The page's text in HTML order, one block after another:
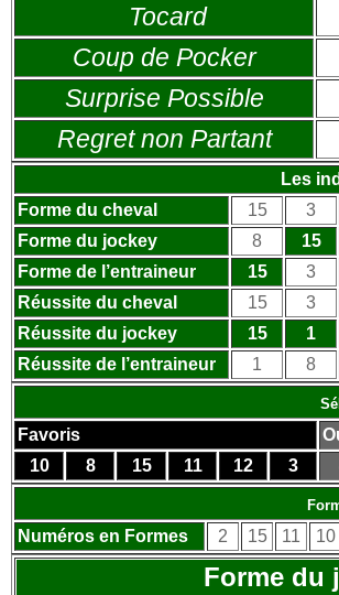
Tocard
Coup de Pocker
Surprise Possible
Regret non Partant
Les
Forme du cheval
15 3
Forme du jockey
8 15
Forme de l’entraineur
15 3
Réussite du cheval
15 3
Réussite du jockey
15 1
Réussite de l’entraineur
1 8
Favoris
10
8 15 11 12 3
Numéros en Formes 2 15 11 10
Forme du